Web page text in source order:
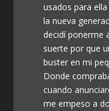
usados para
la nueva
decidí ponerme
suerte por que
buster en mi
Donde
cuando
me empeso a